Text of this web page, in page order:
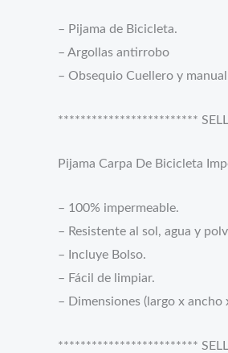
– Pijama de Bicicleta.
– Argollas antirrobo
– Obsequio Cuellero y
*************************
Pijama Carpa De Bicicleta
– 100% impermeable.
– Resistente al sol, agua y
– Incluye Bolso.
– Fácil de limpiar.
– Dimensiones (largo x
*************************